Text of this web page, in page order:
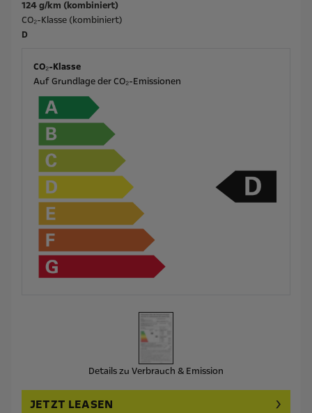
124 g/km (kombiniert)
CO₂-Klasse (kombiniert)
D
CO₂-Klasse
Auf Grundlage der CO₂-Emissionen
Details zu Verbrauch & Emission
JETZT LEASEN